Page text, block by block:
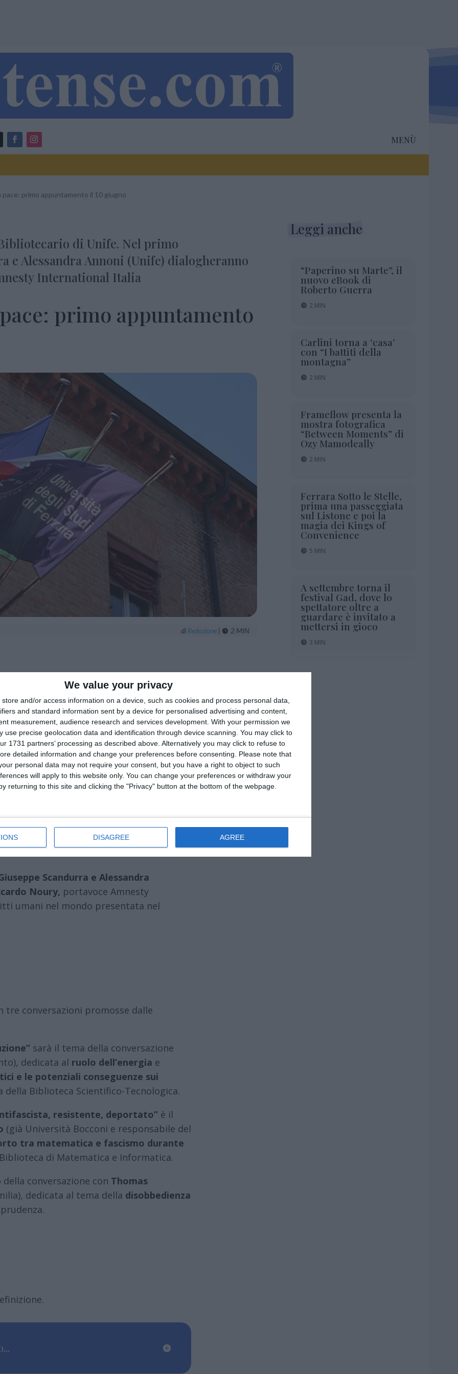
We value your privacy
store and/or access information on a device, such as cookies and process personal data,
and standard information sent by a device for personalised advertising and content,
measurement, audience research and services development. With your permission we
use precise geolocation data and identification through device scanning. You may click to
1731 partners’ processing as described above. Alternatively you may click to refuse to
detailed information and change your preferences before consenting.
Please note that
personal data may not require your consent, but you have a right to object to such
will apply to this website only. You can change your preferences or withdraw your
returning to this site and clicking the "Privacy" button at the bottom of the webpage.
DISAGREE AGREE
MENÙ
pace: primo appuntamento il 10 giugno
di Unife. Nel primo
e Alessandra Annoni (Unife) dialogheranno
International Italia
primo appuntamento
di Redazione|  2 MIN
Leggi anche
“Paperino su Marte”, il
nuovo eBook di
Roberto Guerra
2 MIN
Carlini torna a ‘casa’
con “I battiti della
montagna”
2 MIN
Frameflow presenta la
mostra fotografica
“Between Moments” di
Ozy Mamodeally
2 MIN
Ferrara Sotto le Stelle,
prima una passeggiata
sul Listone e poi la
magia dei Kings of
Convenience
5 MIN
A settembre torna il
festival Gad, dove lo
spettatore oltre a
guardare è invitato a
mettersi in gioco
3 MIN
pace, la democrazia e i diritti, che
ore 17.30nell’Aula Magna del
dell’Università di Ferrara, (via
tutti, è organizzata dalSistema
Associazione Italiana Biblioteche
e cittadina in undialogo con le
, con la collaborazione
Scandurra e Alessandra
Noury, portavoce Amnesty
umani nel mondo presentata nel
tre conversazioni promosse dalle
sarà il tema della conversazione
dedicata al ruolo dell’energia e
e le potenziali conseguenze sui
della Biblioteca Scientifico-Tecnologica.
resistente, deportato” è il
(già Università Bocconi e responsabile del
tra matematica e fascismo durante
di Matematica e Informatica.
conversazione con Thomas
dedicata al tema della disobbedienza